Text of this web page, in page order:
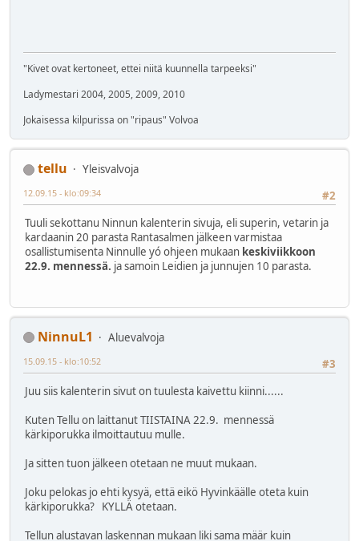
"Kivet ovat kertoneet, ettei niitä kuunnella tarpeeksi"
Ladymestari 2004, 2005, 2009, 2010
Jokaisessa kilpurissa on "ripaus" Volvoa
tellu
Yleisvalvoja
#2
12.09.15 - klo:09:34
Tuuli sekottanu Ninnun kalenterin sivuja, eli superin, vetarin ja
kardaanin 20 parasta Rantasalmen jälkeen varmistaa
osallistumisenta Ninnulle yó ohjeen mukaan keskiviikkoon
22.9. mennessä. ja samoin Leidien ja junnujen 10 parasta.
NinnuL1
Aluevalvoja
#3
15.09.15 - klo:10:52
Juu siis kalenterin sivut on tuulesta kaivettu kiinni......
Kuten Tellu on laittanut TIISTAINA 22.9. mennessä
kärkiporukka ilmoittautuu mulle.
Ja sitten tuon jälkeen otetaan ne muut mukaan.
Joku pelokas jo ehti kysyä, että eikö Hyvinkäälle oteta kuin
kärkiporukka? KYLLÄ otetaan.
Tellun alustavan laskennan mukaan liki sama määr kuin